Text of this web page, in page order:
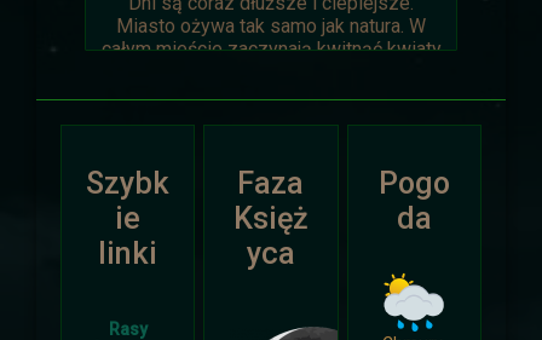
Miasto ożywa tak samo jak natura. W
całym mieście zaczynają kwitnąć kwiaty
niej udział niech napisze do
Dariusza.
Otrzyma mały upominek.
Atak Zimy i Święta
Szybk
ie
linki
Rasy
Faza
Księż
yca
Pogo
da